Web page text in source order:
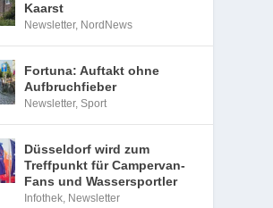
Kaarst
Newsletter, NordNews
Fortuna: Auftakt ohne
Aufbruchfieber
Newsletter,Sport
Düsseldorf wird zum
Treffpunkt für Campervan-
Fans und Wassersportler
Infothek, Newsletter